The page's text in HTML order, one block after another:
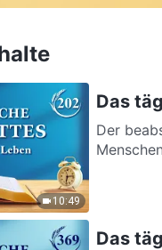
10:49
Das
Der
Das